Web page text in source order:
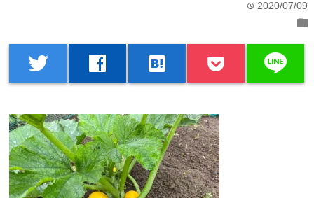
time 2020/07/09
folder
twitter facebook hatenabookmark line